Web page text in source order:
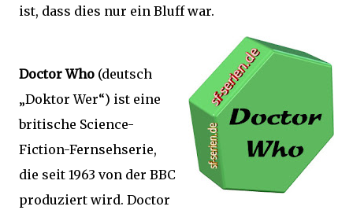
ist, dass dies nur ein Bluff war.
Doctor Who (deutsch
„Doktor Wer“) ist eine
britische Science-
Fiction-Fernsehserie,
die seit 1963 von der BBC
produziert wird. Doctor